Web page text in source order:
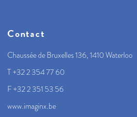
Contact
Chaussée de Bruxelles 136, 1410 Waterloo
T +32 2 354 77 60
F +32 2 351 53 56
www.imaginx.be